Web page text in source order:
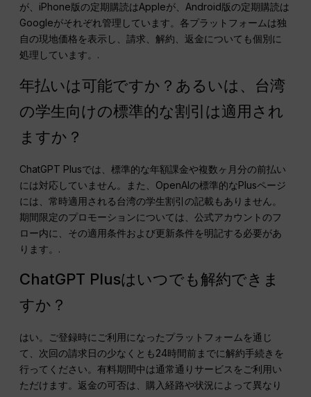
が、iPhone版の定期購読はAppleが、Android版の定期購読は
Googleがそれぞれ管理しています。各プラットフォームは独
自の現地価格を表示し、請求、解約、返金についても個別に
処理しています。.
年払いは可能ですか？あるいは、台湾
の学生向けの標準的な割引は適用され
ますか？
ChatGPT Plusでは、標準的な年額課金や複数ヶ月分の前払い
には対応していません。また、OpenAIの標準的なPlusページ
には、常時適用される台湾の学生割引の記載もありません。
期間限定のプロモーションについては、公式アカウントのフ
ロー内に、その適用条件および更新条件を明記する必要があ
ります。.
ChatGPT Plusはいつでも解約できま
すか？
はい。ご登録時にご利用になったプラットフォームを通じ
て、次回の請求日の少なくとも24時間前までに解約手続きを
行ってください。有料期間中は通常通りサービスをご利用い
ただけます。返金の可否は、購入経路や状況によって異なり